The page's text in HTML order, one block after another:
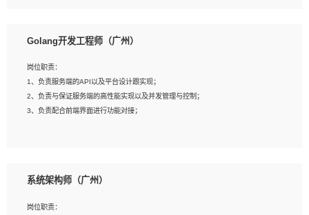
2、熟悉PostgreSQL、redis、MongoDB、ElasticSearch等开源数据库运维管理，
4、熟悉Hadoop、HBASE、Spark等大数据平台优先。
5、熟悉linux或任意一种unix操作系统，如有较强操作系统侧工作经验者优先。
6、具备丰富的项目实施经验，较强的自我学习能力。
Golang开发工程师（广州）
岗位职责：
1、负责服务端的API以及平台设计跟实现；
2、负责与保证服务端的高性能实现以及并发管理与控制；
3、负责配合前端界面进行功能对接；
2、1年以上Golang开发工作经验，能独立完成相应项目开发；
与实现，熟悉常用开源框架及设计模式；
系统架构师（广州）
岗位职责：